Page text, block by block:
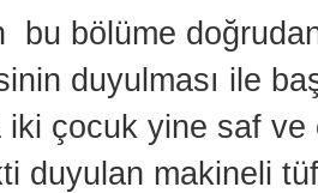
bölüme doğrudan
duyulması ile
çocuk yine saf
duyulan makineli